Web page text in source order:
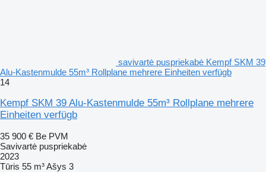
savivartė puspriekabė Kempf SKM 39
Alu-Kastenmulde 55m³ Rollplane mehrere Einheiten verfügb
14
Kempf SKM 39 Alu-Kastenmulde 55m³ Rollplane mehrere
Einheiten verfügb
35 900 € Be PVM
Savivartė puspriekabė
2023
Tūris 55 m³Ašys 3